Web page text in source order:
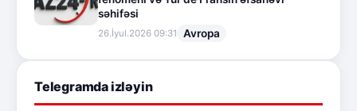
səhifəsi
26.İyul.2026 09:31 Avropa
Telegramda izləyin